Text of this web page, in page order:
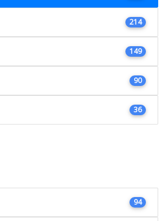
214
149
90
36
94